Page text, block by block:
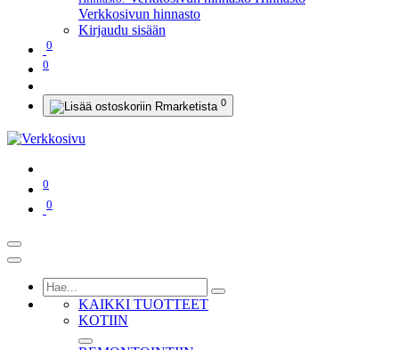
Verkkosivun hinnasto
Kirjaudu sisään
0
0
0
0
0
KAIKKI TUOTTEET
KOTIIN